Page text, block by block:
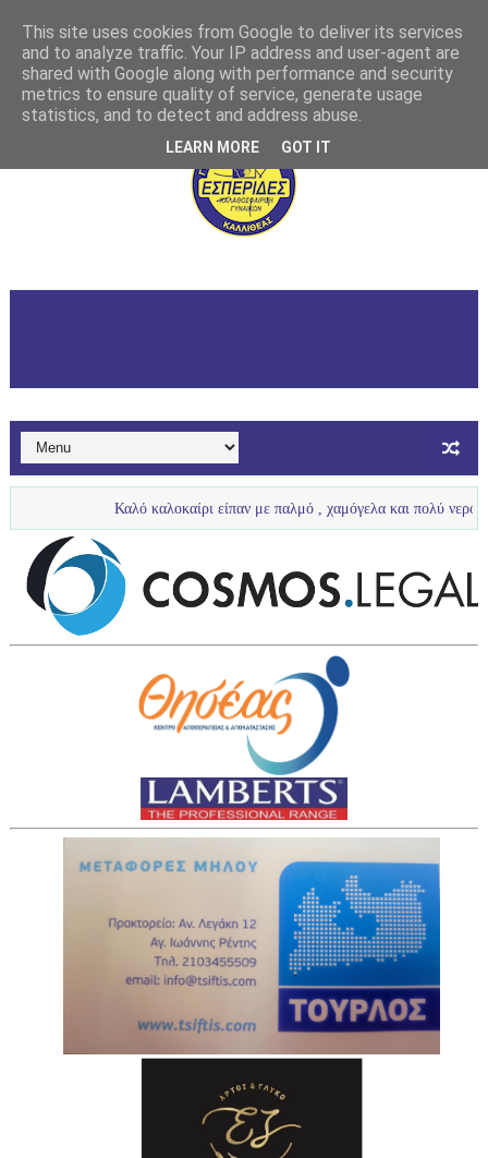
Καλό καλοκαίρι είπαν με παλμό , χαμόγελα και πολύ νερό τα πιτσιρίκια
This site uses cookies from Google to deliver its services
and to analyze traffic. Your IP address and user-agent are
shared with Google along with performance and security
metrics to ensure quality of service, generate usage
statistics, and to detect and address abuse.
LEARN MORE GOT IT